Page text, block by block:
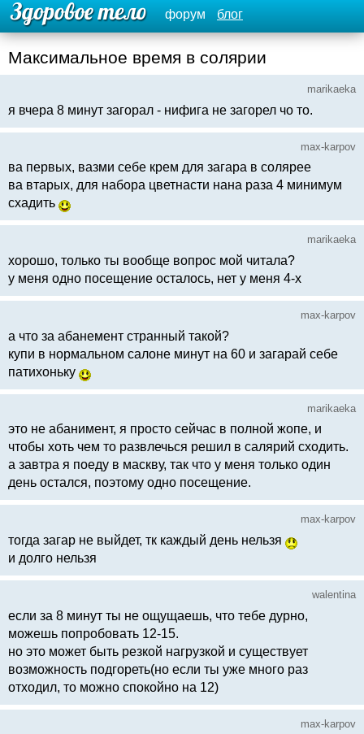
форум блог
Максимальное время в солярии
marikaeka
я вчера 8 минут загорал - нифига не загорел чо то.
max-karpov
ва первых, вазми себе крем для загара в солярее
ва втарых, для набора цветнасти нана раза 4 минимум
схадить
marikaeka
хорошо, только ты вообще вопрос мой читала?
у меня одно посещение осталось, нет у меня 4-х
max-karpov
а что за абанемент странный такой?
купи в нормальном салоне минут на 60 и загарай себе
патихоньку
marikaeka
это не абанимент, я просто сейчас в полной жопе, и
чтобы хоть чем то развлечься решил в салярий сходить.
а завтра я поеду в маскву, так что у меня только один
день остался, поэтому одно посещение.
max-karpov
тогда загар не выйдет, тк каждый день нельзя
и долго нельзя
walentina
если за 8 минут ты не ощущаешь, что тебе дурно,
можешь попробовать 12-15.
но это может быть резкой нагрузкой и существует
возможность подгореть(но если ты уже много раз
отходил, то можно спокойно на 12)
max-karpov